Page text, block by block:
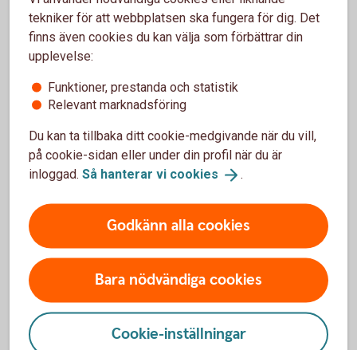
möjligt, normalt under påföljande handelsdag.
För- och nackdelar med Bull &
Bear
Fördelar
Möjlighet till högre avkastning än underliggande
tillgångs uppgång i och med en hävstång.
Handlas direkt på börsen med köp- och säljkurser i
realtid.
God flexibilitet med olika hävstång, välj den som passar
dig bäst.
Nackdelar
tekniker för att webbplatsen ska fungera för dig. Det
finns även cookies du kan välja som förbättrar din
upplevelse:
Funktioner, prestanda och statistik
Relevant marknadsföring
Du kan ta tillbaka ditt cookie-medgivande när du vill,
på cookie-sidan eller under din profil när du är
inloggad. Så hanterar vi cookies .
Godkänn alla cookies
Bara nödvändiga cookies
Cookie-inställningar